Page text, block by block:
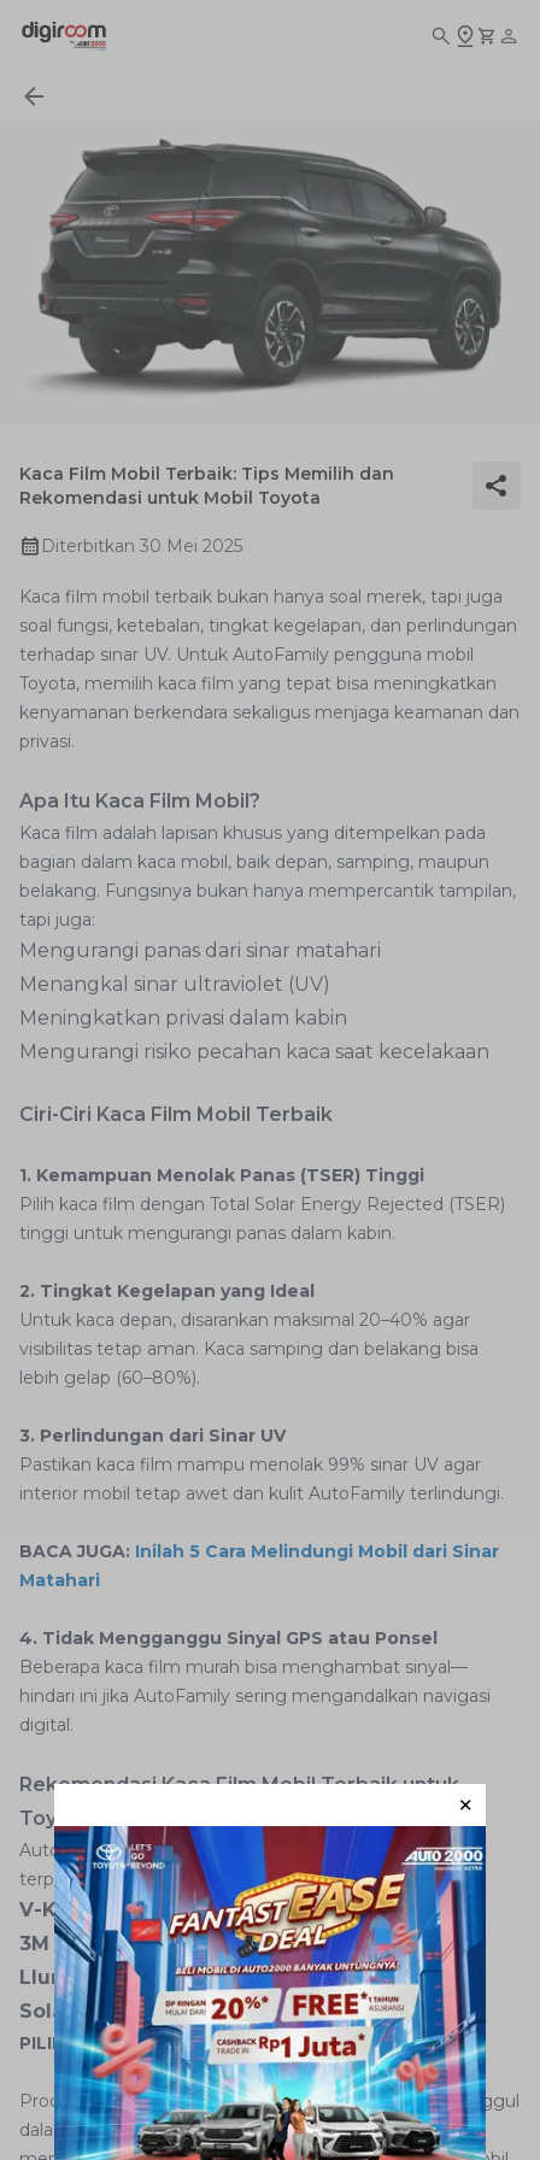
Kaca Film Mobil Terbaik: Tips Memilih dan
Rekomendasi untuk Mobil Toyota
Diterbitkan 30 Mei 2025
Kaca film mobil terbaik bukan hanya soal merek, tapi juga
soal fungsi, ketebalan, tingkat kegelapan, dan perlindungan
terhadap sinar UV. Untuk AutoFamily pengguna mobil
Toyota, memilih kaca film yang tepat bisa meningkatkan
kenyamanan berkendara sekaligus menjaga keamanan dan
privasi.
Apa Itu Kaca Film Mobil?
Kaca film adalah lapisan khusus yang ditempelkan pada
bagian dalam kaca mobil, baik depan, samping, maupun
belakang. Fungsinya bukan hanya mempercantik tampilan,
tapi juga:
Mengurangi panas dari sinar matahari
Menangkal sinar ultraviolet (UV)
Meningkatkan privasi dalam kabin
Mengurangi risiko pecahan kaca saat kecelakaan
Ciri-Ciri Kaca Film Mobil Terbaik
1. Kemampuan Menolak Panas (TSER) Tinggi
Pilih kaca film dengan Total Solar Energy Rejected (TSER)
tinggi untuk mengurangi panas dalam kabin.
2. Tingkat Kegelapan yang Ideal
Untuk kaca depan, disarankan maksimal 20–40% agar
visibilitas tetap aman. Kaca samping dan belakang bisa
lebih gelap (60–80%).
3. Perlindungan dari Sinar UV
Pastikan kaca film mampu menolak 99% sinar UV agar
interior mobil tetap awet dan kulit AutoFamily terlindungi.
BACA JUGA: Inilah 5 Cara Melindungi Mobil dari Sinar
Matahari
4. Tidak Mengganggu Sinyal GPS atau Ponsel
Beberapa kaca film murah bisa menghambat sinyal—
hindari ini jika AutoFamily sering mengandalkan navigasi
digital.
Rekomendasi Kaca Film Mobil Terbaik untuk
Toyota
Auto2000 merekomendasikan kaca film dari brand
terpercaya seperti:
V-Kool
3M AutoFilm
Llumar
Solar Gard
PILIH DAN MILIKI KACA FILMDI SINI
Produk-produk ini sudah terbukti memiliki performa unggul
dalam menolak panas dan tahan lama. AutoFamily bisa